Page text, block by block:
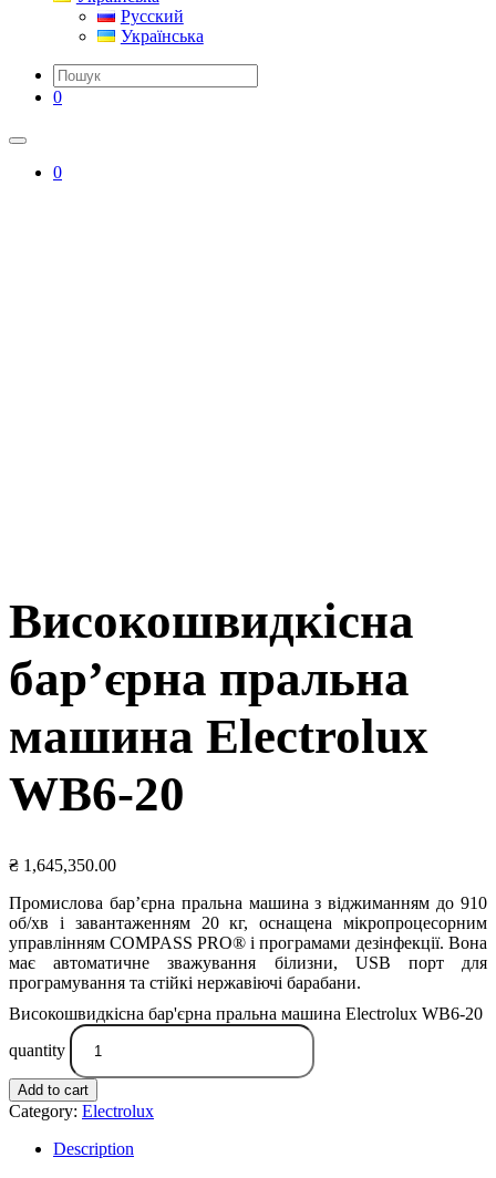
Русский
Українська
0
0
Високошвидкісна
бар’єрна пральна
машина Electrolux
WB6-20
₴ 1,645,350.00
Промислова бар’єрна пральна машина з віджиманням до 910
об/хв і завантаженням 20 кг, оснащена мікропроцесорним
управлінням COMPASS PRO® і програмами дезінфекції. Вона
має автоматичне зважування білизни, USB порт для
програмування та стійкі нержавіючі барабани.
Високошвидкісна бар'єрна пральна машина Electrolux WB6-20
quantity
Add to cart
Category: Electrolux
Description